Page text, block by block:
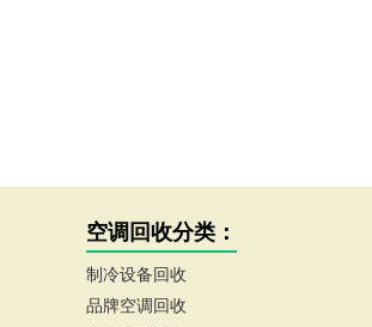
空调回收分类：
制冷设备回收
品牌空调回收